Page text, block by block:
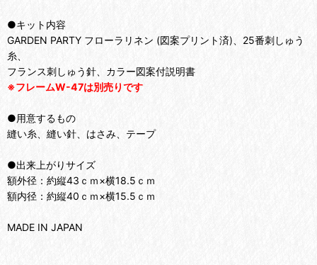
●キット内容
GARDEN PARTY フローラリネン (図案プリント済)、25番刺しゅう
糸、
フランス刺しゅう針、カラー図案付説明書
※フレームW-47は別売りです
●用意するもの
縫い糸、縫い針、はさみ、テープ
●出来上がりサイズ
額外径：約縦43ｃｍ×横18.5ｃｍ
額内径：約縦40ｃｍ×横15.5ｃｍ
MADE IN JAPAN